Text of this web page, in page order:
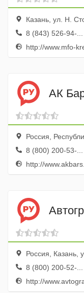
Казань, ул. Н.
8 (843) 526-94-...
http://www.mfo-
АК
Россия, Республика
8 (800) 200-53-...
http://
Россия, Казань,
8 (800) 200-52-...
http://